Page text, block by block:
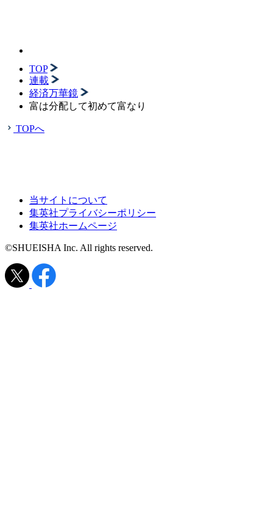
TOP
連載
経済万華鏡
富は分配して初めて富なり
TOPへ
当サイトについて
集英社プライバシーポリシー
集英社ホームページ
©SHUEISHA Inc. All rights reserved.